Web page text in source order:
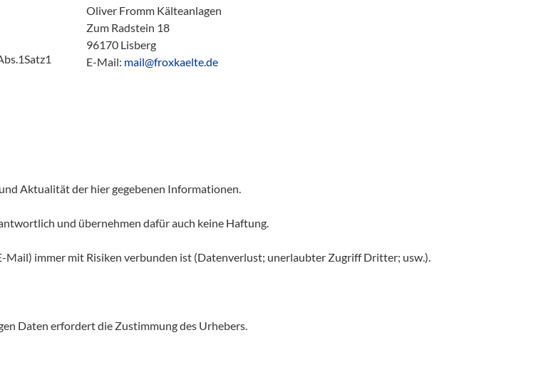
Oliver Fromm Kälteanlagen
Zum Radstein 18
96170 Lisberg
E-Mail: mail@froxkaelte.de
Aktualität der hier gegebenen Informationen.
und übernehmen dafür auch keine Haftung.
Mail) immer mit Risiken verbunden ist (Datenverlust; unerlaubter Zugriff Dritter; usw.).
Daten erfordert die Zustimmung des Urhebers.